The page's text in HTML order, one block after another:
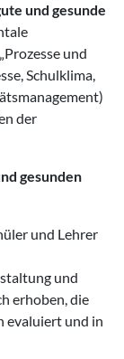
und gesunde
und
Schulklima,
der
gesunden
und Lehrer
und
erhoben, die
evaluiert und in